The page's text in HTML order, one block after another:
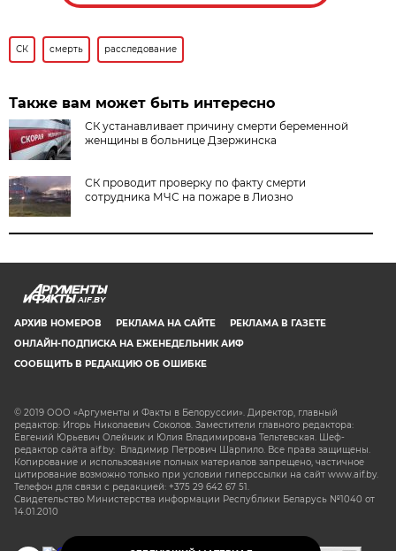
СК смерть расследование
Также вам может быть интересно
СК устанавливает причину смерти беременной
женщины в больнице Дзержинска
СК проводит проверку по факту смерти
сотрудника МЧС на пожаре в Лиозно
AIF.BY
АРХИВ НОМЕРОВ РЕКЛАМА НА САЙТЕ
РЕКЛАМА В ГАЗЕТЕ
ОНЛАЙН-ПОДПИСКА НА ЕЖЕНЕДЕЛЬНИК АИФ
СООБЩИТЬ В РЕДАКЦИЮ ОБ ОШИБКЕ
© 2019 ООО «Аргументы и Факты в Белоруссии». Директор, главный
редактор: Игорь Николаевич Соколов. Заместители главного редактора:
Евгений Юрьевич Олейник и Юлия Владимировна Тельтевская. Шеф-
редактор сайта aif.by: Владимир Петрович Шарпило. Все права защищены.
Копирование и использование полных материалов запрещено, частичное
цитирование возможно только при условии гиперссылки на сайт www.aif.by.
Телефон для связи с редакцией: +375 29 642 67 51.
Свидетельство Министерства информации Республики Беларусь №1040 от
14.01.2010